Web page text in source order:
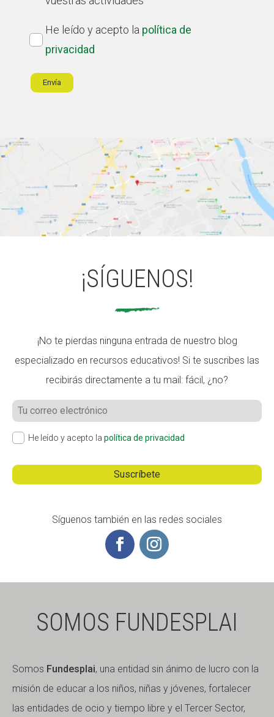
boletín
Política
de
*
He leído y acepto la política de
privacidad
¡SÍGUENOS!
¡No te pierdas ninguna entrada de nuestro blog
especializado en recursos educativos! Si te suscribes las
recibirás directamente a tu mail: fácil, ¿no?
He leído y acepto la política de privacidad
Síguenos también en las redes sociales
SOMOS FUNDESPLAI
Somos Fundesplai, una entidad sin ánimo de lucro con la
misión de educar a los niños, niñas y jóvenes, fortalecer
las entidades de ocio y tiempo libre y el Tercer Sector,